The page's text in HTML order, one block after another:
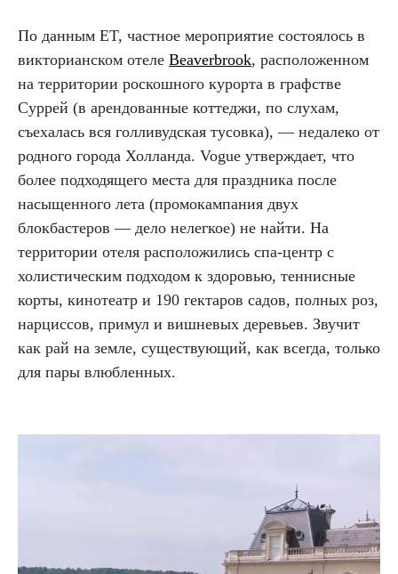
По данным ET, частное мероприятие состоялось в
викторианском отеле Beaverbrook, расположенном
на территории роскошного курорта в графстве
Суррей (в арендованные коттеджи, по слухам,
съехалась вся голливудская тусовка), — недалеко от
родного города Холланда. Vogue утверждает, что
более подходящего места для праздника после
насыщенного лета (промокампания двух
блокбастеров — дело нелегкое) не найти. На
территории отеля расположились спа-центр с
холистическим подходом к здоровью, теннисные
корты, кинотеатр и 190 гектаров садов, полных роз,
нарциссов, примул и вишневых деревьев. Звучит
как рай на земле, существующий, как всегда, только
для пары влюбленных.